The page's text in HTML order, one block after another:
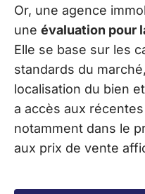
Or, une agence
une évaluation pour
Elle se base sur les
standards du
localisation du bien
a accès aux
notamment dans le
aux prix de vente